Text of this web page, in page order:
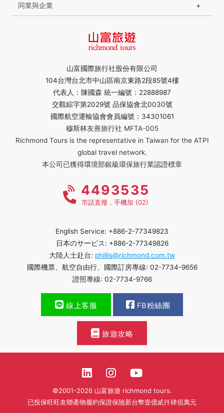
山富國際旅行社股份有限公司
104台灣台北市中山區南京東路2段85號4樓
代表人：陳國森 統一編號：22888987
交觀綜字第2029號 品保協會北0030號
國際航空運輸協會會員編號：34301061
穆斯林友善旅行社 MFTA-005
Richmond Tours is the representative in Taiwan for the ATPI
global travel network.
本公司已獲得環境部銀級環保旅行業認證標章
同業與企業
4493535
市話直撥，手機加 (02)
English Service: +886-2-77349823
日本のサービス: +886-2-77349826
大陸人士赴台: phillis@richmond.com.tw
國際機票、航空自由行、國際訂房專線: 02-7734-9656
證照專線: 02-7734-9766
線上客服 FB粉絲團
旅遊攻略
©2001-2026 山富旅遊 richmond tours.
已投保旺旺友聯產物履約保證保險新台幣壹億貳仟肆佰萬元